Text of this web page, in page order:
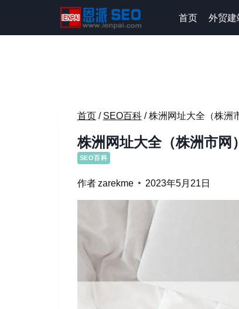
内
首页 外贸建
首页 / SEO百科 / 株洲网址大全（株洲
株洲网址大全（株洲市网）
SEO百科
作者zarekme 2023年5月21日